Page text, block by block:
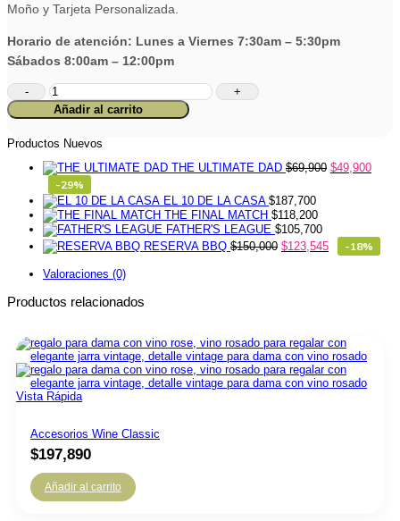
Moño y Tarjeta Personalizada.
Horario de atención: Lunes a Viernes 7:30am – 5:30pm
Sábados 8:00am – 12:00pm
Accesorios
Vinopack
cantidad
Añadir al carrito
Productos Nuevos
THE ULTIMATE DAD $69,900 $49,900
-29%
EL 10 DE LA CASA $187,700
THE FINAL MATCH $118,200
FATHER'S LEAGUE $105,700
RESERVA BBQ $150,000 $123,545 -18%
Valoraciones (0)
Productos relacionados
Vista Rápida
Accesorios Wine Classic
$197,890
Añadir al carrito